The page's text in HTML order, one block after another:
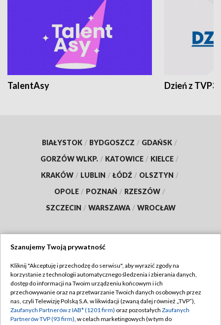
TalentAsy Dzień z TVP3
BIAŁYSTOK / BYDGOSZCZ / GDAŃSK /
GORZÓW WLKP. / KATOWICE / KIELCE /
KRAKÓW / LUBLIN / ŁÓDŹ / OLSZTYN /
OPOLE / POZNAŃ / RZESZÓW /
SZCZECIN / WARSZAWA / WROCŁAW
TVP
Abonament TVP
Emisja w TVP
Regulamin TVP
Polityka prywatności
Szanujemy Twoją prywatność
Kliknij "Akceptuję i przechodzę do serwisu", aby wyrazić zgody na
korzystanie z technologii automatycznego śledzenia i zbierania danych,
dostęp do informacji na Twoim urządzeniu końcowym i ich
przechowywanie oraz na przetwarzanie Twoich danych osobowych przez
nas, czyli Telewizję Polską S.A. w likwidacji (zwaną dalej również „TVP”),
Zaufanych Partnerów z IAB* (1201 firm) oraz pozostałych Zaufanych
Partnerów TVP (93 firm), w celach marketingowych (w tym do